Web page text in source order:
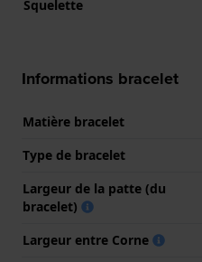
Squelette
Informations bracelet
Matière bracelet
Type de bracelet
Largeur de la patte (du
bracelet)
Largeur entre Corne